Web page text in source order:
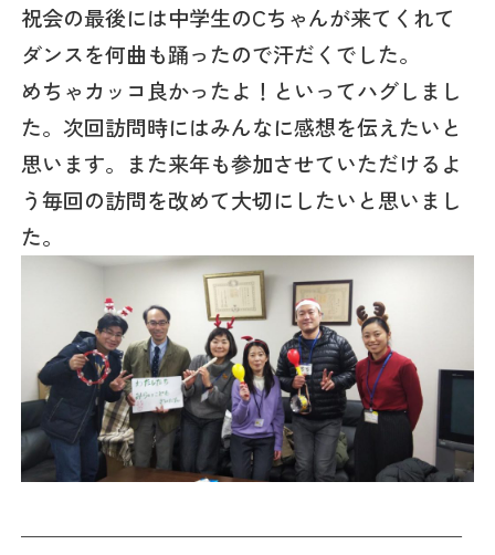
祝会の最後には中学生のCちゃんが来てくれて
ダンスを何曲も踊ったので汗だくでした。
めちゃカッコ良かったよ！といってハグしまし
た。次回訪問時にはみんなに感想を伝えたいと
思います。また来年も参加させていただけるよ
う毎回の訪問を改めて大切にしたいと思いまし
た。
—————————————————————